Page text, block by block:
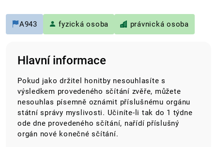
A943 fyzická osoba právnická osoba
Hlavní informace
Pokud jako držitel honitby nesouhlasíte s
výsledkem provedeného sčítání zvěře, můžete
nesouhlas písemně oznámit příslušnému orgánu
státní správy myslivosti. Učiníte-li tak do 1 týdne
ode dne provedeného sčítání, nařídí příslušný
orgán nové konečné sčítání.